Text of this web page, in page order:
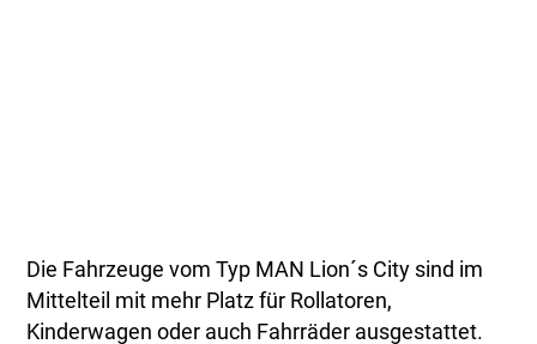
Die Fahrzeuge vom Typ MAN Lion´s City sind im
Mittelteil mit mehr Platz für Rollatoren,
Kinderwagen oder auch Fahrräder ausgestattet.